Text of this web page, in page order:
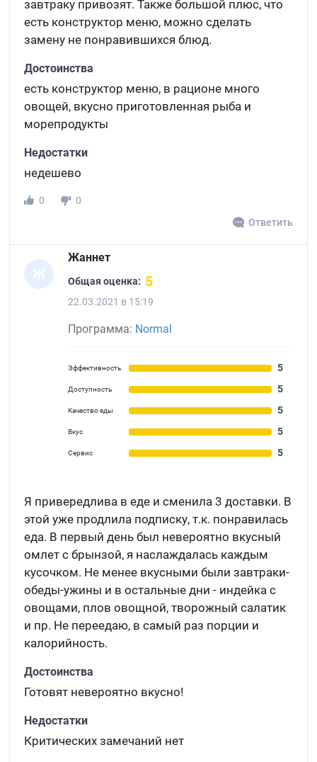
завтраку привозят. Также большой плюс, что
есть конструктор меню, можно сделать
замену не понравившихся блюд.
Достоинства
есть конструктор меню, в рационе много
овощей, вкусно приготовленная рыба и
морепродукты
Недостатки
недешево
0
0
Ответить
Ж
Жаннет
Общая оценка: 5
22.03.2021 в 15:19
Программа: Normal
Эффективность 5
Доступность 5
Качество еды 5
Вкус 5
Сервис 5
Я привередлива в еде и сменила 3 доставки. В
этой уже продлила подписку, т.к. понравилась
еда. В первый день был невероятно вкусный
омлет с брынзой, я наслаждалась каждым
кусочком. Не менее вкусными были завтраки-
обеды-ужины и в остальные дни - индейка с
овощами, плов овощной, творожный салатик
и пр. Не переедаю, в самый раз порции и
калорийность.
Достоинства
Готовят невероятно вкусно!
Недостатки
Критических замечаний нет